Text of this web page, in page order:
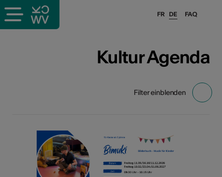
FAQ
FR DE
Kultur Agenda
Filter einblenden